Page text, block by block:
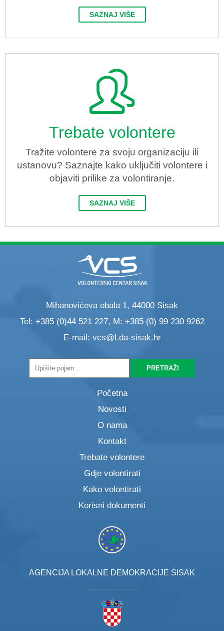
SAZNAJ VIŠE
Trebate volontere
Tražite volontere za svoju organizaciju ili
ustanovu? Saznajte kako uključiti volontere i
objaviti prilike za volontiranje.
SAZNAJ VIŠE
Mihanovićeva obala 1, 44000 Sisak
Tel: +385 (0)44 521 227, M: +385 (0) 99 230 9262
E-mail: vcs@Lda-sisak.hr
Početna
Novosti
O nama
Kontakt
Trebate volontere
Gdje volontirati
Kako volontirati
Korisni dokumenti
AGENCIJA LOKALNE DEMOKRACIJE SISAK